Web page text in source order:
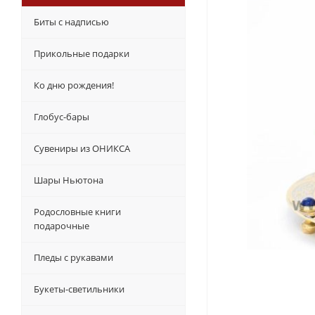
Биты с надписью
Прикольные подарки
Ко дню рождения!
Глобус-бары
Сувениры из ОНИКСА
Шары Ньютона
Родословные книги
подарочные
Пледы с рукавами
Букеты-светильники